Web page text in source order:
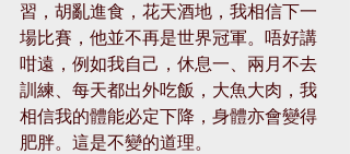
習，胡亂進食，花天酒地，我相信下一
場比賽，他並不再是世界冠軍。唔好講
咁遠，例如我自己，休息一、兩月不去
訓練、每天都出外吃飯，大魚大肉，我
相信我的體能必定下降，身體亦會變得
肥胖。這是不變的道理。